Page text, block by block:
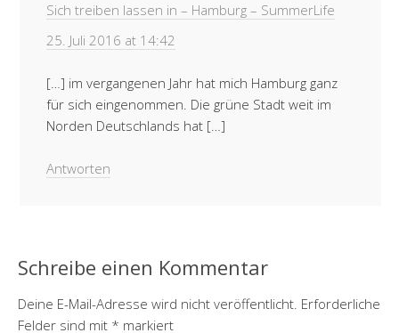
Sich treiben lassen in – Hamburg – SummerLife
25. Juli 2016 at 14:42
[…] im vergangenen Jahr hat mich Hamburg ganz
für sich eingenommen. Die grüne Stadt weit im
Norden Deutschlands hat […]
Antworten
Schreibe einen Kommentar
Deine E-Mail-Adresse wird nicht veröffentlicht. Erforderliche
Felder sind mit * markiert